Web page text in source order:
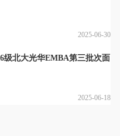
2025-06-30
级北大光华EMBA第三批次面
2025-06-18